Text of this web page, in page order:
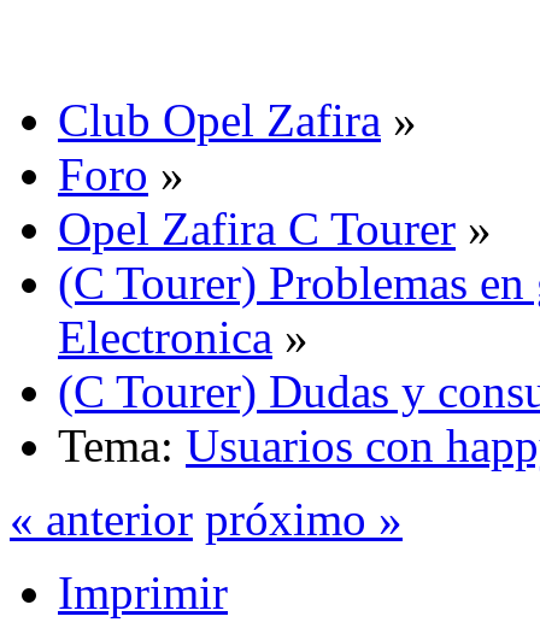
Club Opel Zafira »
Foro »
Opel Zafira C Tourer »
(C Tourer) Problemas
Electronica »
(C Tourer) Dudas y
Tema: Usuarios con
« anterior próximo »
Imprimir